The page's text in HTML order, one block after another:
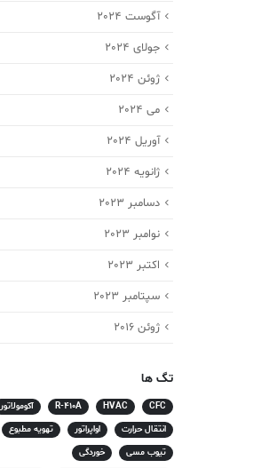
آگوست 2024
جولای 2024
ژوئن 2024
می 2024
آوریل 2024
ژانویه 2024
دسامبر 2023
نوامبر 2023
اکتبر 2023
سپتامبر 2023
ژوئن 2016
تگ ها
CFC
HVAC
R-410A
آکومولاتور
انتقال حرارت
اواپراتور
تهویه مطبوع
تیوب مسی
خوردگی